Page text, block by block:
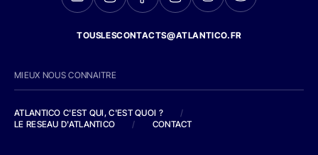
TOUSLESCONTACTS@ATLANTICO.FR
MIEUX NOUS CONNAITRE
ATLANTICO C'EST QUI, C'EST QUOI ?
/
LE RESEAU D'ATLANTICO
/ CONTACT